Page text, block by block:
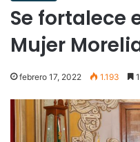
Se fortalece
Mujer
febrero 17, 2022 1.193